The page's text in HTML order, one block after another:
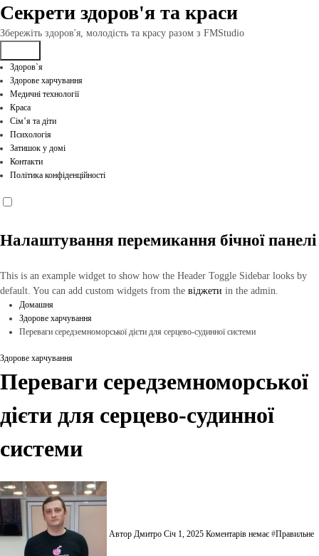
Перейти
до
вмісту
Секрети здоров'я та краси
Збережіть здоров'я, молодість та красу разом з FMStudio
Здоров`я
Здорове харчування
Медичні технології
Краса
Сім’я та діти
Психологія
Затишок у домі
Контакти
Політика конфіденційності
Налаштування перемикання бічної панелі
This is an example widget to show how the Header Toggle Sidebar looks by
default. You can add custom widgets from the віджети in the admin.
Домашня
Здорове харчування
Переваги середземноморської дієти для серцево-судинної системи
Здорове харчування
Переваги середземноморської
дієти для серцево-судинної
системи
Автор Дмитро Січ 1, 2025 Коментарів немає #Правильне